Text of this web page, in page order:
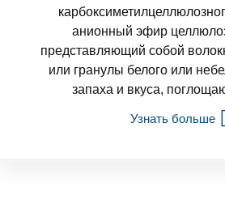
анионный эфир
представляющий собой
или гранулы белого или
запаха и вкуса,
Узнать больше